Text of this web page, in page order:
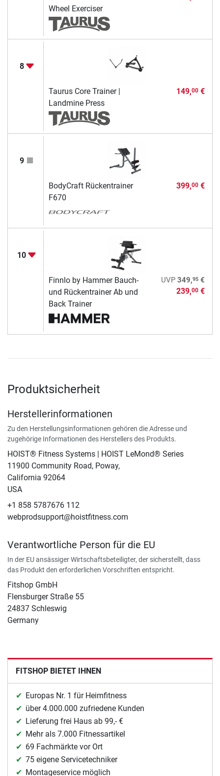
Wheel Exerciser
8
Taurus Core Trainer |
Landmine Press
149,00€
9
BodyCraft Rückentrainer
F670
399,00€
10
Finnlo by Hammer Bauch-
und Rückentrainer Ab und
Back Trainer
UVP 349,95€
239,00€
Produktsicherheit
Herstellerinformationen
Zu den Herstellungsinformationen gehören die Adresse und
zugehörige Informationen des Herstellers des Produkts.
HOIST® Fitness Systems | HOIST LeMond® Series
11900 Community Road, Poway,
California 92064
USA
+1 858 5787676 112
webprodsupport@hoistfitness.com
Verantwortliche Person für die EU
In der EU ansässiger Wirtschaftsbeteiligter, der sicherstellt, dass
das Produkt den erforderlichen Vorschriften entspricht.
Fitshop GmbH
Flensburger Straße 55
24837 Schleswig
Germany
FITSHOP BIETET IHNEN
Europas Nr. 1 für Heimfitness
über 4.000.000 zufriedene Kunden
Lieferung frei Haus ab 99,- €
Mehr als 7.000 Fitnessartikel
69 Fachmärkte vor Ort
75 eigene Servicetechniker
Montageservice möglich